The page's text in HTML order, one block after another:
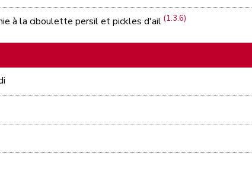
à la ciboulette persil et pickles d'ail (1.3.6)